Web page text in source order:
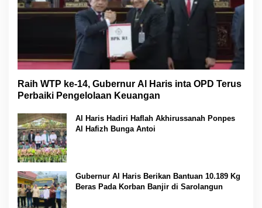
Raih WTP ke-14, Gubernur Al Haris inta OPD Terus
Perbaiki Pengelolaan Keuangan
Al Haris Hadiri Haflah Akhirussanah Ponpes
Al Hafizh Bunga Antoi
Gubernur Al Haris Berikan Bantuan 10.189 Kg
Beras Pada Korban Banjir di Sarolangun